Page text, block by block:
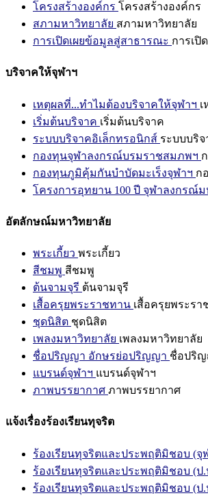
โครงสร้างองค์กร โครงสร้างองค์กร
สภามหาวิทยาลัย สภามหาวิทยาลัย
การเปิดเผยข้อมูลสู่สาธารณะ การเปิ
บริจาคให้จุฬาฯ
เหตุผลที่...ทำไมต้องบริจาคให้จุฬาฯ
เริ่มต้นบริจาค เริ่มต้นบริจาค
ระบบบริจาคอิเล็กทรอนิกส์ ระบบบริ
กองทุนจุฬาลงกรณ์บรมราชสมภพฯ
กองทุนภูมิคุ้มกันบำบัดมะเร็งจุฬาฯ ก
โครงการอุทยาน 100 ปี จุฬาลงกรณ์
อัตลักษณ์มหาวิทยาลัย
พระเกี้ยว พระเกี้ยว
สีชมพู สีชมพู
ต้นจามจุรี ต้นจามจุรี
เสื้อครุยพระราชทาน เสื้อครุยพระรา
ชุดนิสิต ชุดนิสิต
เพลงมหาวิทยาลัย เพลงมหาวิทยาลัย
ชื่อปริญญา อักษรย่อปริญญา ชื่อปริ
แบรนด์จุฬาฯ แบรนด์จุฬาฯ
ภาพบรรยากาศ ภาพบรรยากาศ
แจ้งเรื่องร้องเรียนทุจริต
ร้องเรียนทุจริตและประพฤติมิชอบ (จุ
ร้องเรียนทุจริตและประพฤติมิชอบ (ป
ร้องเรียนทุจริตและประพฤติมิชอบ (ป